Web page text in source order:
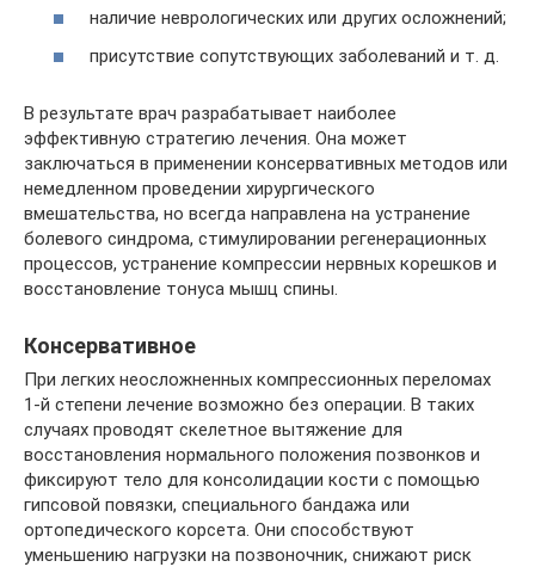
наличие неврологических или других осложнений;
присутствие сопутствующих заболеваний и т. д.
В результате врач разрабатывает наиболее
эффективную стратегию лечения. Она может
заключаться в применении консервативных методов или
немедленном проведении хирургического
вмешательства, но всегда направлена на устранение
болевого синдрома, стимулировании регенерационных
процессов, устранение компрессии нервных корешков и
восстановление тонуса мышц спины.
Консервативное
При легких неосложненных компрессионных переломах
1-й степени лечение возможно без операции. В таких
случаях проводят скелетное вытяжение для
восстановления нормального положения позвонков и
фиксируют тело для консолидации кости с помощью
гипсовой повязки, специального бандажа или
ортопедического корсета. Они способствуют
уменьшению нагрузки на позвоночник, снижают риск